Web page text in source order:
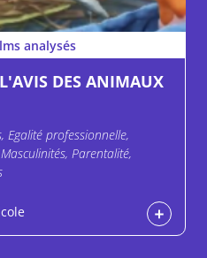
analysés
DES ANIMAUX
Egalité professionnelle,
Parentalité,